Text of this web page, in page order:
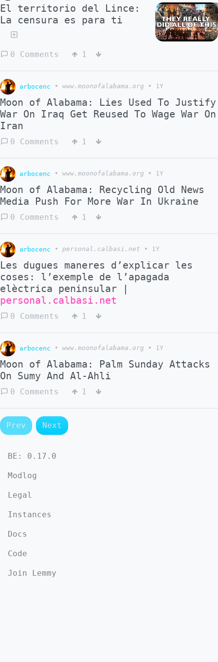
El territorio del Lince:
La censura es para ti
0 Comments 1
arbocenc • www.moonofalabama.org • 1Y
Moon of Alabama: Lies Used To Justify
War On Iraq Get Reused To Wage War On
Iran
0 Comments 1
arbocenc • www.moonofalabama.org • 1Y
Moon of Alabama: Recycling Old News
Media Push For More War In Ukraine
0 Comments 1
arbocenc • personal.calbasi.net • 1Y
Les dugues maneres d’explicar les
coses: l’exemple de l’apagada
elèctrica peninsular |
personal.calbasi.net
0 Comments 1
arbocenc • www.moonofalabama.org • 1Y
Moon of Alabama: Palm Sunday Attacks
On Sumy And Al-Ahli
0 Comments 1
Prev Next
BE: 0.17.0
Modlog
Legal
Instances
Docs
Code
Join Lemmy